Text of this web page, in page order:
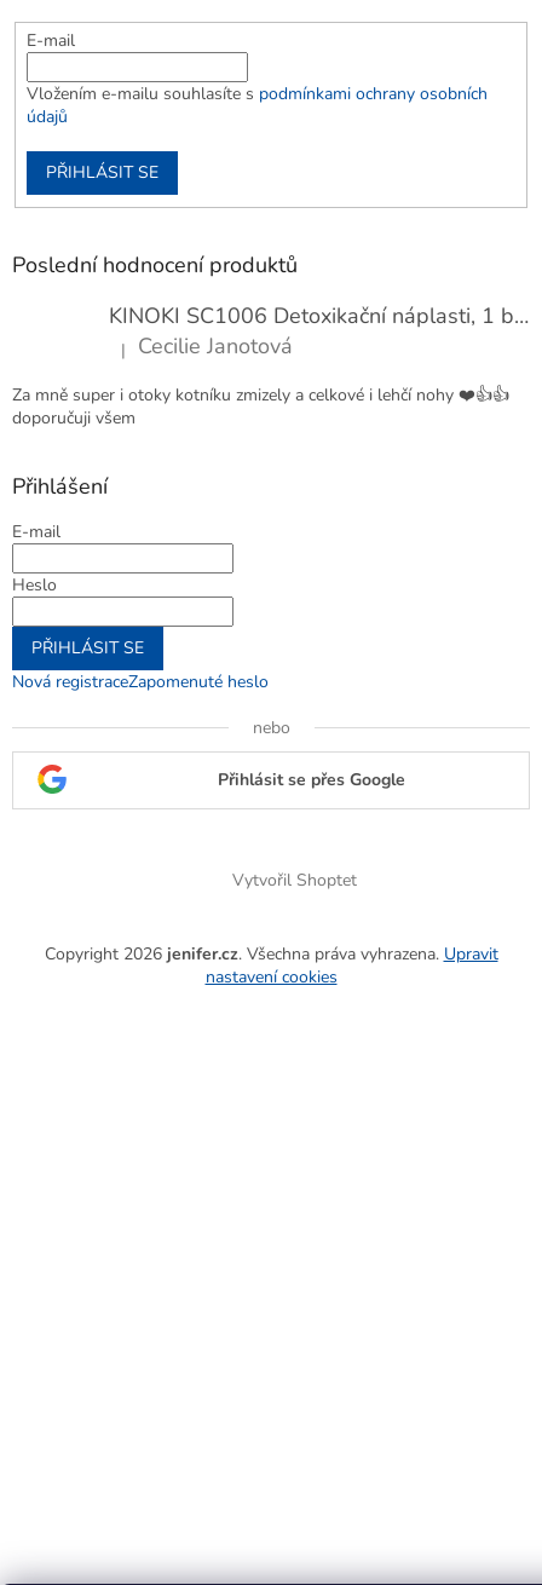
E-mail
Vložením e-mailu souhlasíte s podmínkami ochrany osobních
údajů
PŘIHLÁSIT SE
Poslední hodnocení produktů
KINOKI SC1006 Detoxikační náplasti, 1 balení - 10 ks
Hodnocení produktu je 4 z 5 hvězdiček.
| Cecilie Janotová
Za mně super i otoky kotníku zmizely a celkové i lehčí nohy ❤️👍👍
doporučuji všem
Přihlášení
E-mail
Heslo
PŘIHLÁSIT SE
Nová registraceZapomenuté heslo
nebo
Přihlásit se přes Google
Vytvořil Shoptet
Copyright 2026 jenifer.cz. Všechna práva vyhrazena. Upravit
nastavení cookies